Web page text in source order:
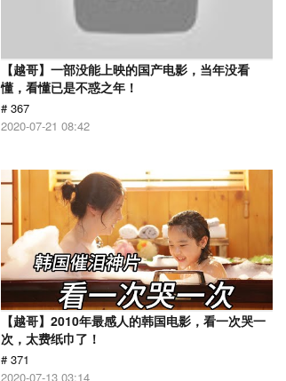
【越哥】一部没能上映的国产电影，当年没看
懂，看懂已是不惑之年！
# 367
2020-07-21 08:42
【越哥】2010年最感人的韩国电影，看一次哭一
次，太费纸巾了！
# 371
2020-07-13 03:14